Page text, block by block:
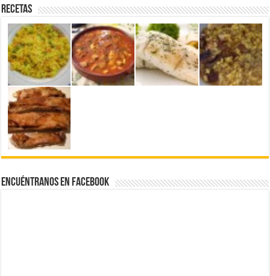
Recetas
Encuéntranos en Facebook